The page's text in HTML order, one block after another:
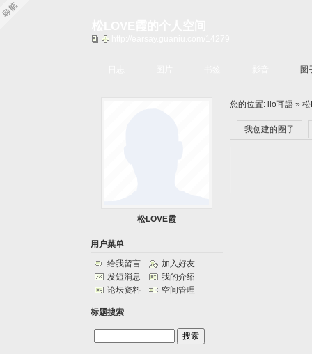
圈
您的位置: iio耳語 »
我创建的圈子
松LOVE霞
用户菜单
给我留言
加入好友
发短消息
我的介绍
论坛资料
空间管理
标题搜索